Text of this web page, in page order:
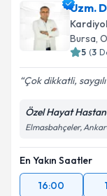
Uzm.
Bursa,
5 (3
Çok dikkatli,
Özel Hayat
Elmasbahçeler,
En Yakın Saatler
16:00